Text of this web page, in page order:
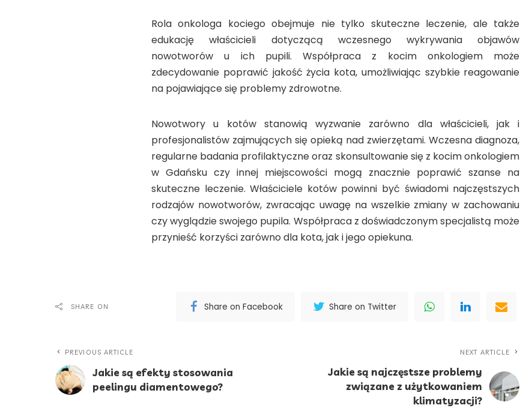
Rola onkologa kociego obejmuje nie tylko skuteczne leczenie, ale także
edukację właścicieli dotyczącą wczesnego wykrywania objawów
nowotworów u ich pupili. Współpraca z kocim onkologiem może
zdecydowanie poprawić jakość życia kota, umożliwiając szybkie reagowanie
na pojawiające się problemy zdrowotne.
Nowotwory u kotów stanowią wyzwanie zarówno dla właścicieli, jak i
profesjonalistów zajmujących się opieką nad zwierzętami. Wczesna diagnoza,
regularne badania profilaktyczne oraz skonsultowanie się z kocim onkologiem
w Gdańsku czy innej miejscowości mogą znacznie poprawić szanse na
skuteczne leczenie. Właściciele kotów powinni być świadomi najczęstszych
rodzajów nowotworów, zwracając uwagę na wszelkie zmiany w zachowaniu
czy wyglądzie swojego pupila. Współpraca z doświadczonym specjalistą może
przynieść korzyści zarówno dla kota, jak i jego opiekuna.
SHARE ON Share on Facebook Share on Twitter
PREVIOUS ARTICLE
Jakie są efekty stosowania
peelingu diamentowego?
NEXT ARTICLE
Jakie są najczęstsze problemy
związane z użytkowaniem
klimatyzacji?